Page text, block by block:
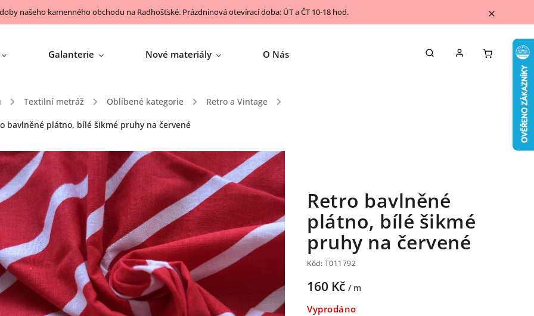
našeho kamenného obchodu na Radhošťské. Prázdninová otevírací doba: ÚT a ČT 10-18 hod.
Galanterie Nové materiály O Nás Kontakty Blog
/ Textilní metráž / Oblíbené kategorie / Retro a Vintage /
bavlněné plátno, bílé šikmé pruhy na červené
Retro bavlněné
plátno, bílé šikmé
pruhy na červené
Kód: T011792
160 Kč/ m
Vyprodáno